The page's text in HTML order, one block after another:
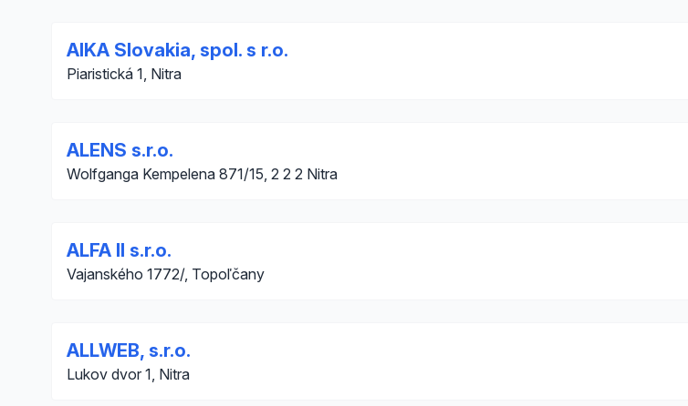
AIKA Slovakia, spol. s r.o.
Piaristická 1, Nitra
ALENS s.r.o.
Wolfganga Kempelena 871/15, 2 2 2 Nitra
ALFA II s.r.o.
Vajanského 1772/, Topoľčany
ALLWEB, s.r.o.
Lukov dvor 1, Nitra